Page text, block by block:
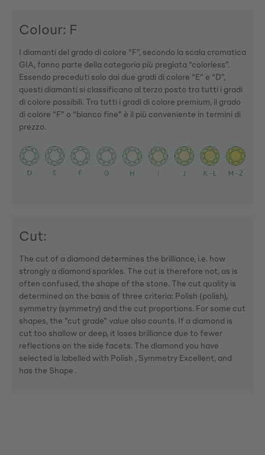
Colour: F
I diamanti del grado di colore “F”, secondo la scala cromatica
GIA, fanno parte della categoria più pregiata “colorless”.
Essendo preceduti solo dai due gradi di colore “E” e “D”,
questi diamanti si classificano al terzo posto tra tutti i gradi
di colore possibili. Tra tutti i gradi di colore premium, il grado
di colore “F” o “bianco fine” è il più conveniente in termini di
prezzo.
Cut:
The cut of a diamond determines the brilliance, i.e. how
strongly a diamond sparkles. The cut is therefore not, as is
often confused, the shape of the stone. The cut quality is
determined on the basis of three criteria: Polish (polish),
symmetry (symmetry) and the cut proportions. For some cut
shapes, the "cut grade" value also counts. If a diamond is
cut too shallow or deep, it loses brilliance due to fewer
reflections on the side facets. The diamond you have
selected is labelled with Polish , Symmetry Excellent, and
has the Shape .